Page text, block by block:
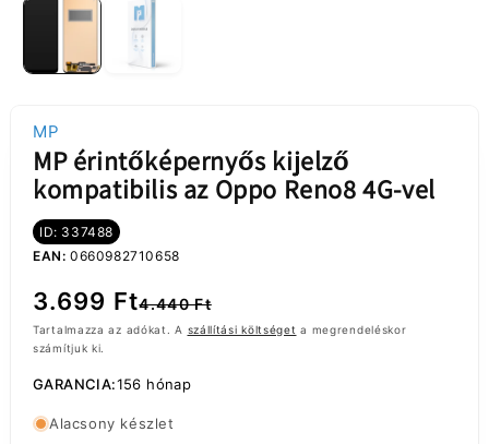
MP
MP érintőképernyős kijelző
kompatibilis az Oppo Reno8 4G-vel
ID: 337488
EAN: 0660982710658
Normál
ár
4.440 Ft
Akciós
ár
3.699 Ft
Tartalmazza az adókat. A szállítási költséget a megrendeléskor
számítjuk ki.
GARANCIA:156 hónap
Alacsony készlet